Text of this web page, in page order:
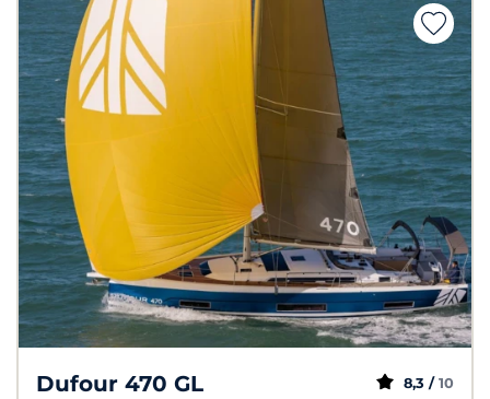
Dufour 470 GL 8,3 / 10